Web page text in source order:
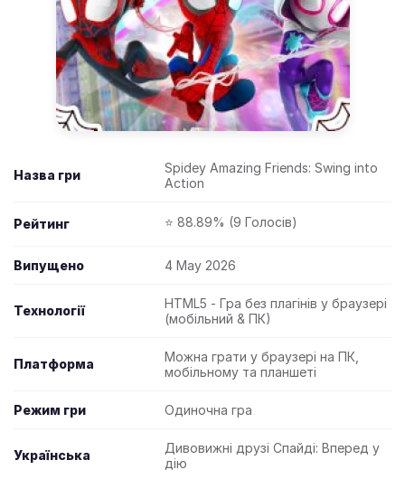
Назва гри
Spidey Amazing Friends: Swing into
Action
Рейтинг ⭐ 88.89% (9 Голосів)
Випущено 4 May 2026
Технології
HTML5 - Гра без плагінів у браузері
(мобільний & ПК)
Платформа
Можна грати у браузері на ПК,
мобільному та планшеті
Режим гри Одиночна гра
Українська
Дивовижні друзі Спайді: Вперед у
дію